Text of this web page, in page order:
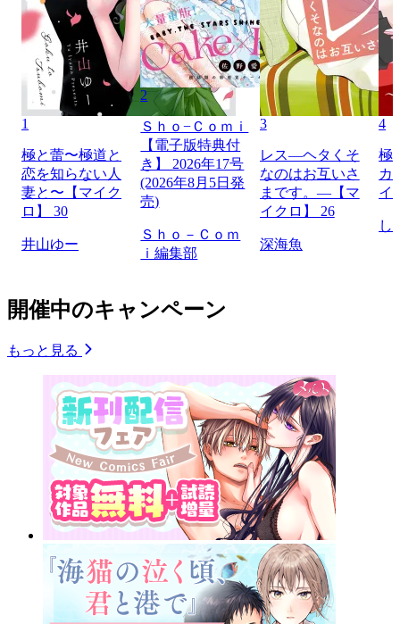
1
極と蕾〜極道と
恋を知らない人
妻と〜【マイク
ロ】 30
井山ゆー
2
Ｓｈｏ−Ｃｏｍｉ
【電子版特典付
き】 2026年17号
(2026年8月5日発
売)
Ｓｈｏ－Ｃｏｍ
ｉ編集部
3
レス―ヘタくそ
なのはお互いさ
まです。―【マ
イクロ】 26
深海魚
4
極
カ
イ
し
開催中のキャンペーン
もっと見る